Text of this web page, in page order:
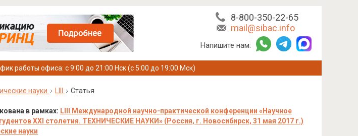
8-800-350-22-65
mail@sibac.info
Напишите нам:
работы офиса: с 9:00 до 21:00 Нск (с 5:00 до 19:00 Мск)
науки Статья
в рамках: LIII Международной научно-практической конференции «Научное
XXI столетия. ТЕХНИЧЕСКИЕ НАУКИ» (Россия, г. Новосибирск, 31 мая 2017 г.)
науки